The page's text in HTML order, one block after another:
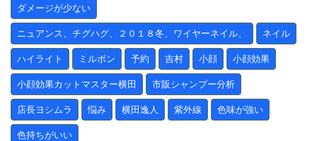
ダメージが少ない
ニュアンス、チグハグ、２０１８冬、ワイヤーネイル、 ネイル
ハイライト ミルボン 予約 吉村 小顔 小顔効果
小顔効果カットマスター横田 市販シャンプー分析
店長ヨシムラ 悩み 横田逸人 紫外線 色味が強い
色持ちがいい